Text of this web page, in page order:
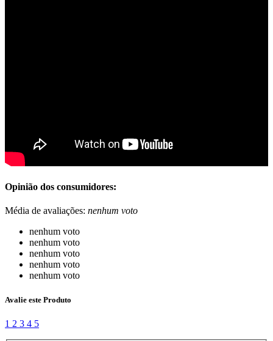
Opinião dos consumidores:
Média de avaliações: nenhum voto
nenhum voto
nenhum voto
nenhum voto
nenhum voto
nenhum voto
Avalie este Produto
1 2 3 4 5